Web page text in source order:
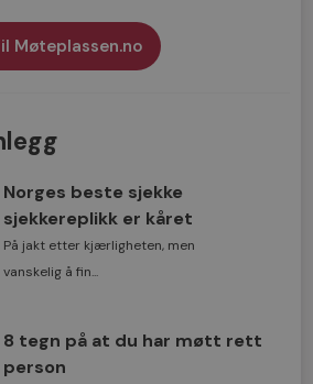
Møteplassen.no
Norges beste sjekke
sjekkereplikk er kåret
På jakt etter kjærligheten, men
vanskelig å fin...
8 tegn på at du har møtt rett
person